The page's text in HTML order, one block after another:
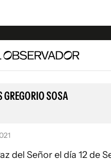
SOSA
del Señor el día 12 de